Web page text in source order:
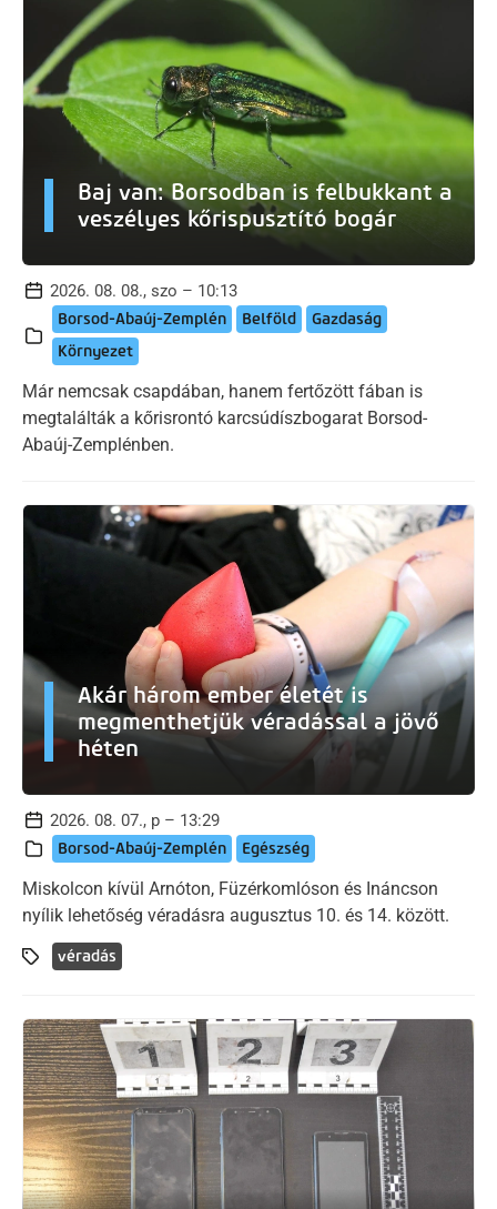
Baj van: Borsodban is felbukkant a
veszélyes kőrispusztító bogár
2026. 08. 08., szo – 10:13
Borsod-Abaúj-Zemplén Belföld
Gazdaság
Környezet
Már nemcsak csapdában, hanem fertőzött fában is
megtalálták a kőrisrontó karcsúdíszbogarat Borsod-
Abaúj-Zemplénben.
Akár három ember életét is
megmenthetjük véradással a jövő
héten
2026. 08. 07., p – 13:29
Borsod-Abaúj-Zemplén Egészség
Miskolcon kívül Arnóton, Füzérkomlóson és Ináncson
nyílik lehetőség véradásra augusztus 10. és 14. között.
véradás